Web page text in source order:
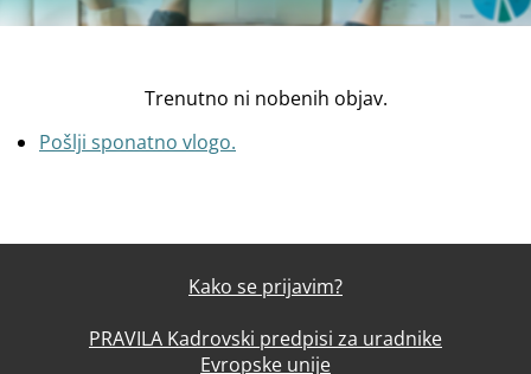
Trenutno ni nobenih objav.
Pošlji sponatno vlogo.
Kako se prijavim?
PRAVILA Kadrovski predpisi za uradnike
Evropske unije